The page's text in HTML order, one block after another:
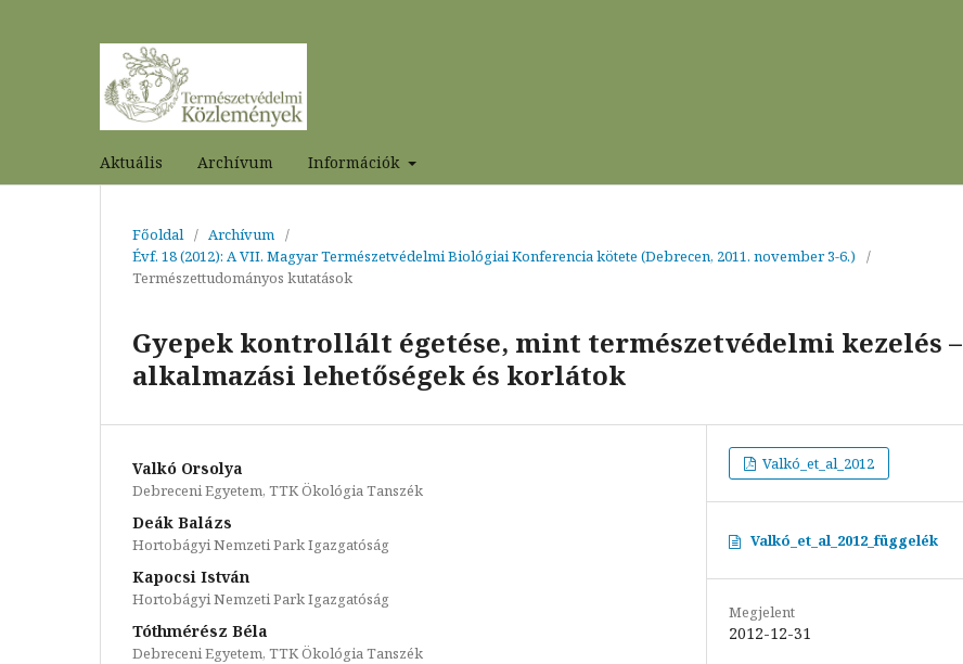
Aktuális Archívum Információk
Főoldal / Archívum /
Évf. 18 (2012): A VII. Magyar Természetvédelmi Biológiai Konferencia kötete (Debrecen, 2011. november 3-6.)
/
Természettudományos kutatások
Gyepek kontrollált égetése, mint természetvédelmi kezelés –
alkalmazási lehetőségek és korlátok
Valkó Orsolya
Debreceni Egyetem, TTK Ökológia Tanszék
Deák Balázs
Hortobágyi Nemzeti Park Igazgatóság
Kapocsi István
Hortobágyi Nemzeti Park Igazgatóság
Tóthmérész Béla
Debreceni Egyetem, TTK Ökológia Tanszék
Valkó_et_al_2012
Valkó_et_al_2012_függelék
Megjelent
2012-12-31